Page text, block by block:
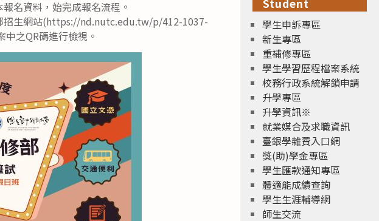
名資料，始完成報名流程。
招生網站(https://nd.nutc.edu.tw/p/412-1037-
之QR碼進行檢視。
Student
學生申訴專區
新生專區
重補修專區
學生學習歷程檔案系統
校務行政系統解鎖申請
升學專區
升學資訊※
就業媒合及求職資訊
臺銀學雜費入口網
獎(助)學金專區
學生匯款通知專區
體適能成績查詢
學生生涯輔導網
師生交流